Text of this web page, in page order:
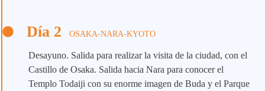
Día 2 OSAKA-NARA-KYOTO
Desayuno. Salida para realizar la visita de la ciudad, con el
Castillo de Osaka. Salida hacia Nara para conocer el
Templo Todaiji con su enorme imagen de Buda y el Parque